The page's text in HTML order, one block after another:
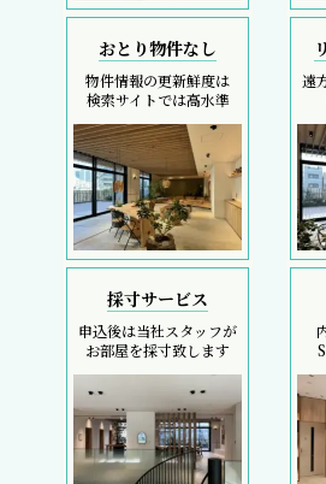
おとり物件なし
物件情報の更新鮮度は
検索サイトでは高水準
遠
採寸サービス
申込後は当社スタッフが
お部屋を採寸致します